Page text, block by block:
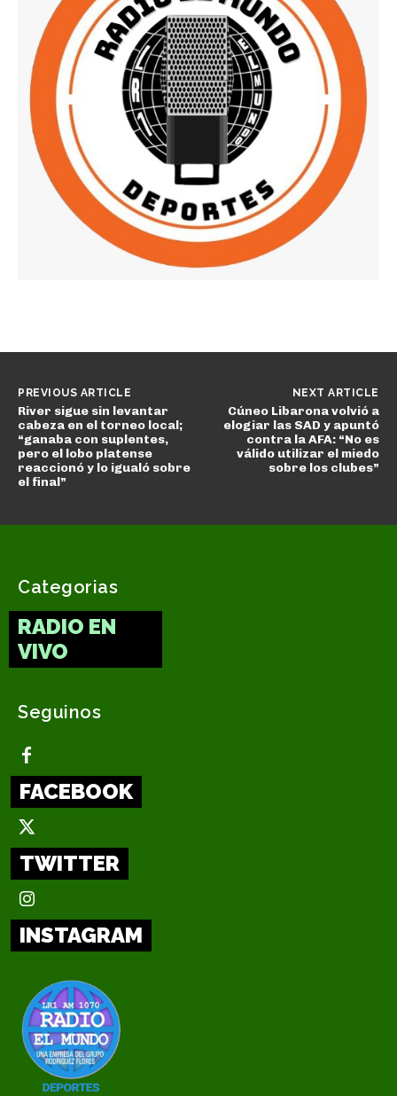
PREVIOUS ARTICLE
River sigue sin levantar
cabeza en el torneo local;
“ganaba con suplentes,
pero el lobo platense
reaccionó y lo igualó sobre
el final”
NEXT ARTICLE
Cúneo Libarona volvió a
elogiar las SAD y apuntó
contra la AFA: “No es
válido utilizar el miedo
sobre los clubes”
Categorias
RADIO EN
VIVO
Seguinos
FACEBOOK
TWITTER
INSTAGRAM